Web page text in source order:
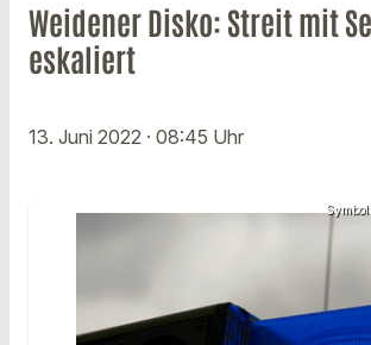
Weidener Disko: Streit mit
eskaliert
13. Juni 2022 · 08:45 Uhr